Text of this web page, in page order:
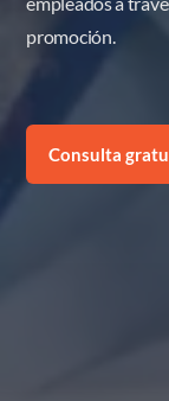
promoción.
Consulta